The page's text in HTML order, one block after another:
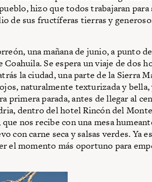
hizo que todos trabajaran para
de sus fructíferas tierras y
una mañana de junio, a punto
Coahuila. Se espera un viaje de dos
la ciudad, una parte de la Sierra
naturalmente texturizada y bella,
primera parada, antes de llegar al
dentro del hotelRincón del
nos recibe con una mesa
con carne seca y salsas verdes. Ya
el momento más oportuno para